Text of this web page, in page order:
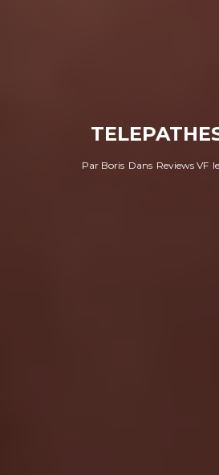
Par Boris Dans Reviews VF le